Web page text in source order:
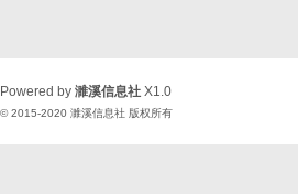
Powered by 濉溪信息社 X1.0
© 2015-2020 濉溪信息社 版权所有